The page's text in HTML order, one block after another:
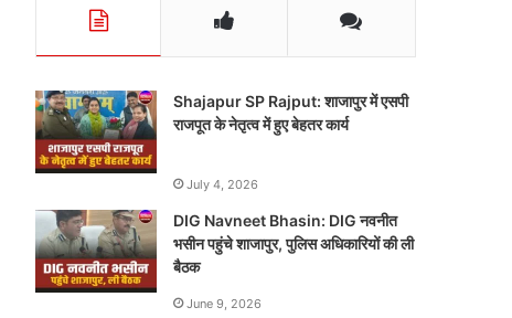
Shajapur SP Rajput: शाजापुर में एसपी
राजपूत के नेतृत्व में हुए बेहतर कार्य
July 4, 2026
DIG Navneet Bhasin: DIG नवनीत
भसीन पहुंचे शाजापुर, पुलिस अधिकारियों की ली
बैठक
June 9, 2026